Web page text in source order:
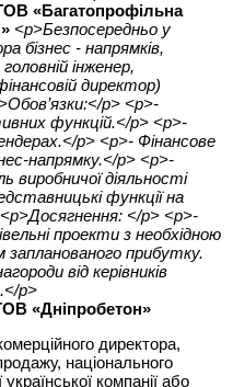
«Багатопрофільна
<p>Безпосередньо у
бізнес - напрямків,
інженер,
директор)
p> <p>-
функцій.</p> <p>-
p> <p>- Фінансове
напрямку.</p> <p>-
виробничої діяльності
функції на
</p> <p>-
проекти з необхідною
прибутку.
від керівників
p>
«Дніпробетон»
директора,
національного
компанії або